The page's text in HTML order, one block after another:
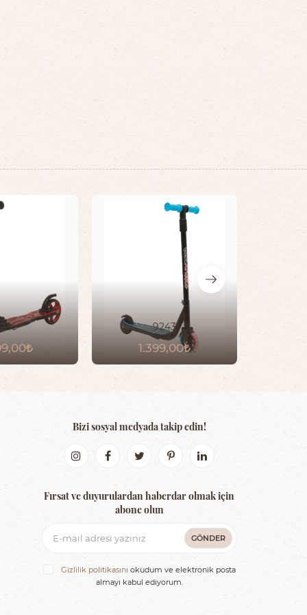
9243
1.399,00
Bizi sosyal medyada takip edin!
Fırsat ve duyurulardan haberdar olmak için
abone olun
GÖNDER
Gizlilik politikasını okudum ve elektronik posta
almayı kabul ediyorum.